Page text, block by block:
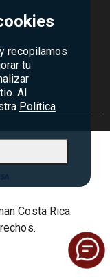
recopilamos
tu
Al
Política
+
Costa Rica.